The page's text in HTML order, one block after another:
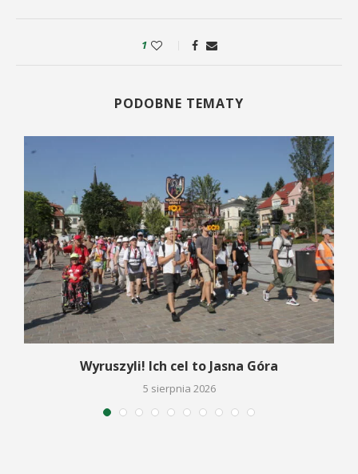
1
PODOBNE TEMATY
Wyruszyli! Ich cel to Jasna Góra
5 sierpnia 2026